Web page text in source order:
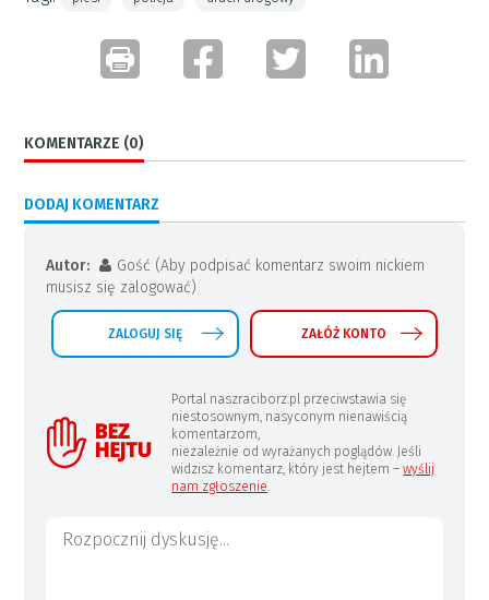
KOMENTARZE (0)
DODAJ KOMENTARZ
Autor:
Gość (Aby podpisać komentarz swoim nickiem
musisz się zalogować)
ZALOGUJ SIĘ ZAŁÓŻ KONTO
Portal naszraciborz.pl przeciwstawia się
niestosownym, nasyconym nienawiścią
komentarzom,
niezależnie od wyrażanych poglądów. Jeśli
widzisz komentarz, który jest hejtem –wyślij
nam zgłoszenie.